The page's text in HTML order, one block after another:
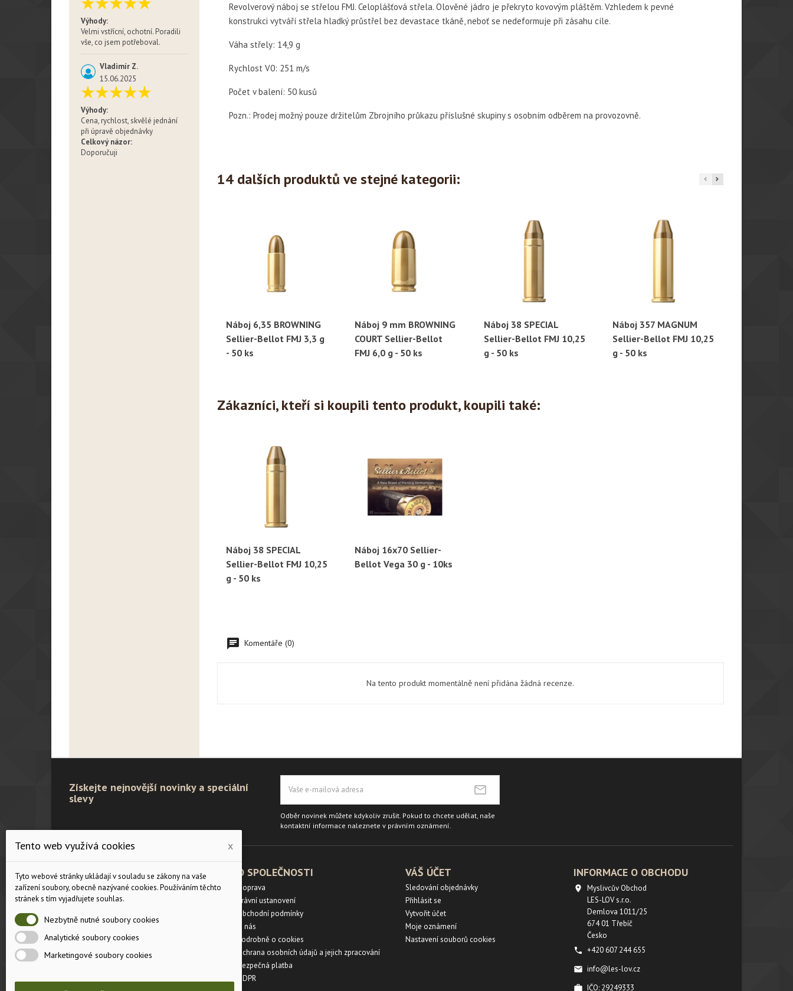
Výhody:
Velmi vstřícní, ochotní. Poradili
vše, co jsem potřeboval.
Vladimír Z.
15.06.2025
Výhody:
Cena, rychlost, skvělé jednání
při úpravě objednávky
Celkový názor:
Doporučuji
Revolverový náboj se střelou FMJ. Celoplášťová střela. Olověné jádro je překryto kovovým pláštěm. Vzhledem k pevné
konstrukci vytváří střela hladký průstřel bez devastace tkáně, neboť se nedeformuje při zásahu cíle.
Váha střely: 14,9 g
Rychlost V0: 251 m/s
Počet v balení: 50 kusů
Pozn.: Prodej možný pouze držitelům Zbrojního průkazu příslušné skupiny s osobním odběrem na provozovně.
14 dalších produktů ve stejné kategorii:
Rychlý náhled
Náboj 6,35 BROWNING
Sellier-Bellot FMJ 3,3 g
- 50 ks
Rychlý náhled
Náboj 9 mm BROWNING
COURT Sellier-Bellot
FMJ 6,0 g - 50 ks
Rychlý náhled
Náboj 38 SPECIAL
Sellier-Bellot FMJ 10,25
g - 50 ks
Rychlý náhled
Náboj 357 MAGNUM
Sellier-Bellot FMJ 10,25
g - 50 ks
Zákazníci, kteří si koupili tento produkt, koupili také:
Rychlý náhled
Náboj 38 SPECIAL
Sellier-Bellot FMJ 10,25
g - 50 ks
Rychlý náhled
Náboj 16x70 Sellier-
Bellot Vega 30 g - 10ks
Komentáře (0)
Na tento produkt momentálně není přidána žádná recenze.
Získejte nejnovější novinky a speciální
slevy
Odběr novinek můžete kdykoliv zrušit. Pokud to chcete udělat, naše
kontaktní informace naleznete v právním oznámení.
PRODUKTY
Velikostní tabulka
Slevy
Napište nám
Mapa stránek
Prodejny
O SPOLEČNOSTI
Doprava
Právní ustanovení
Obchodní podmínky
O nás
Podrobně o cookies
Ochrana osobních údajů a jejich zpracování
Bezpečná platba
GDPR
VÁŠ ÚČET
Sledování objednávky
Přihlásit se
Vytvořit účet
Moje oznámení
Nastavení souborů cookies
INFORMACE O OBCHODU

Myslivcův Obchod
LES-LOV s.r.o.
Demlova 1011/25
674 01 Třebíč
Česko
 +420 607 244 655
 info@les-lov.cz
 IČO: 29249333
Tento web využívá cookies x
Tyto webové stránky ukládají v souladu se zákony na vaše
zařízení soubory, obecně nazývané cookies. Používáním těchto
stránek s tím vyjadřujete souhlas.
Nezbytně nutné soubory cookies
Analytické soubory cookies
Marketingové soubory cookies